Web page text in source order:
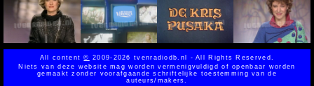
All content© 2009-2026 tvenradiodb.nl - All Rights Reserved.
Niets van deze website mag worden vermenigvuldigd of openbaar worden
gemaakt zonder voorafgaande schriftelijke toestemming van de
auteurs/makers.